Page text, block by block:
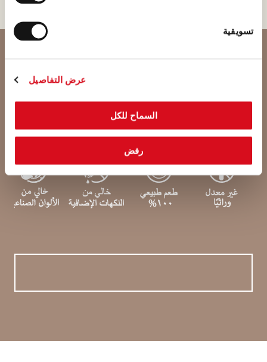
تسويقية
عرض التفاصيل
السماح للكل
رفض
مكونات لواكر